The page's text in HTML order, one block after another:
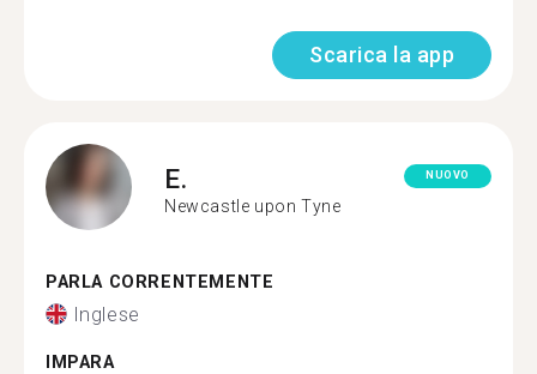
Scarica la app
E.
Newcastle upon Tyne
NUOVO
PARLA CORRENTEMENTE
Inglese
IMPARA